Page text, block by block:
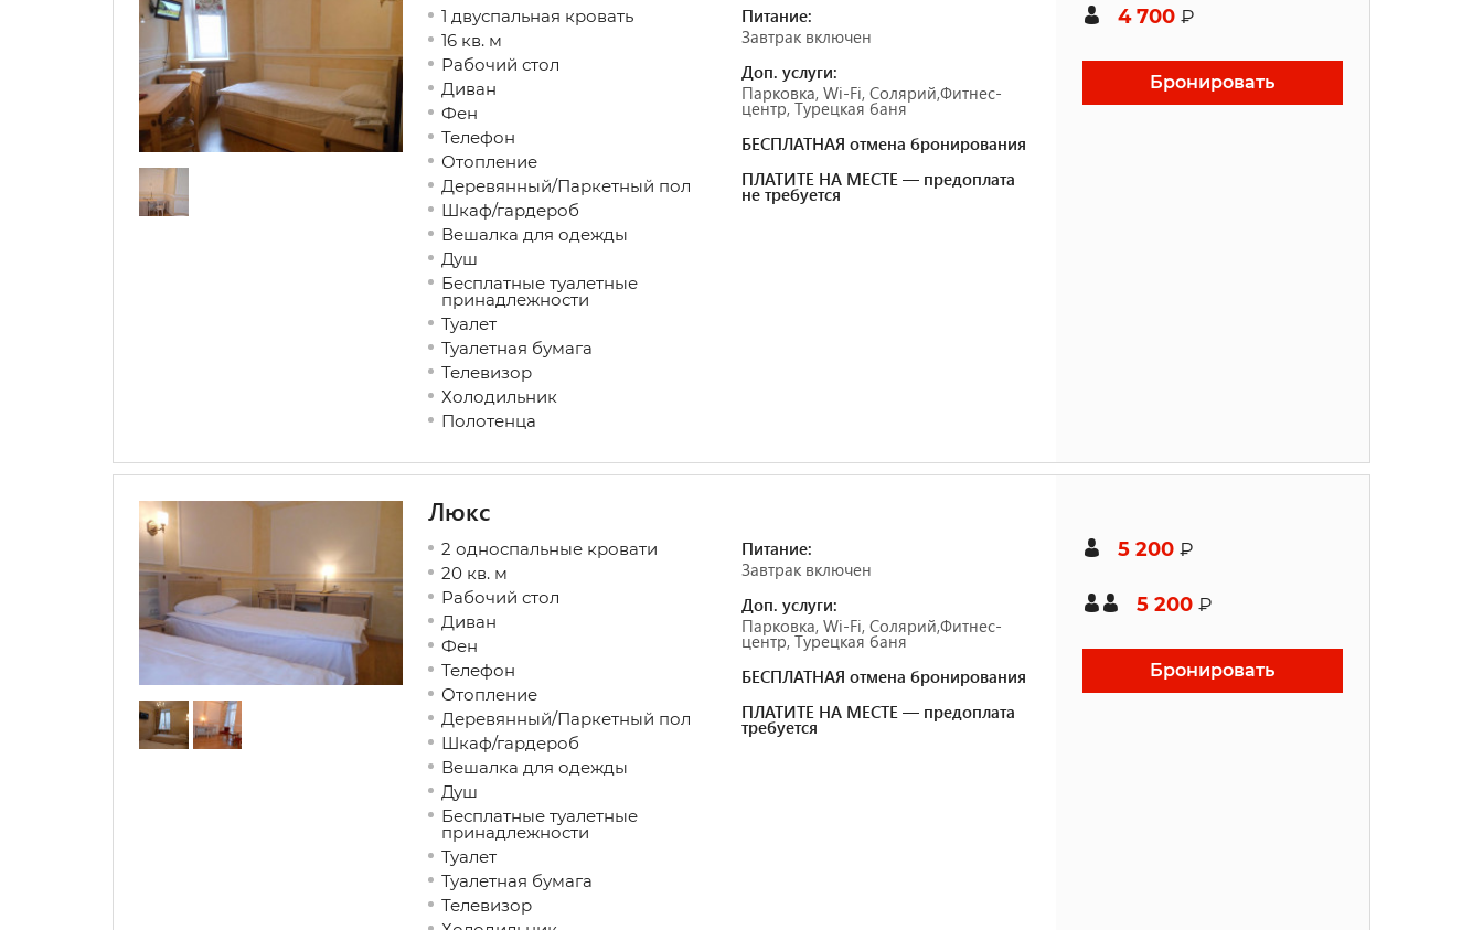
1 двуспальная кровать
16 кв. м
Рабочий стол
Диван
Фен
Телефон
Отопление
Деревянный/Паркетный пол
Шкаф/гардероб
Вешалка для одежды
Душ
Бесплатные туалетные
принадлежности
Туалет
Туалетная бумага
Телевизор
Холодильник
Полотенца
Питание:
Завтрак включен
Доп. услуги:
Парковка, Wi-Fi, Солярий,Фитнес-
центр, Турецкая баня
БЕСПЛАТНАЯ отмена бронирования
ПЛАТИТЕ НА МЕСТЕ — предоплата
не требуется
4 700 ₽
Бронировать
Люкс
2 односпальные кровати
20 кв. м
Рабочий стол
Диван
Фен
Телефон
Отопление
Деревянный/Паркетный пол
Шкаф/гардероб
Вешалка для одежды
Душ
Бесплатные туалетные
принадлежности
Туалет
Туалетная бумага
Телевизор
Питание:
Завтрак включен
Доп. услуги:
Парковка, Wi-Fi, Солярий,Фитнес-
центр, Турецкая баня
БЕСПЛАТНАЯ отмена бронирования
ПЛАТИТЕ НА МЕСТЕ — предоплата
требуется
5 200 ₽
5 200 ₽
Бронировать